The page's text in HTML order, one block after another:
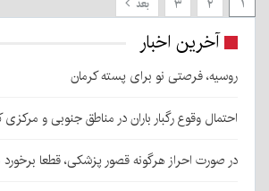
۱ ۲ ۳ بعد
آخرین اخبار
روسیه، فرصتی نو برای پسته کرمان
احتمال وقوع رگبار باران در مناطق جنوبی و مرکزی
در صورت احراز هرگونه قصور پزشکی، قطعا